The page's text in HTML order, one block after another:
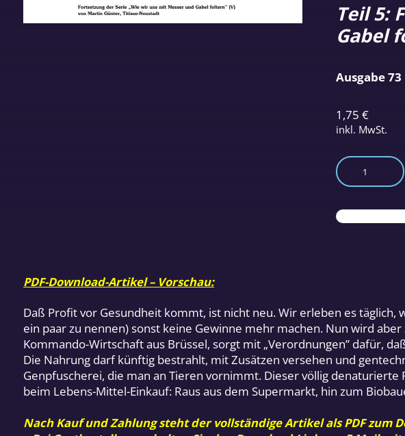
1,75 €
inkl. MwSt.
Teil 5:
Gabel
Was
uns
EU
zwischen
Menge
Ausgabe 73
PDF-Download-Artikel – Vorschau:
Daß Profit vor Gesundheit kommt, ist nicht neu. Wir erleben es
ein paar zu nennen) sonst keine Gewinne mehr machen. Nun wird
Kommando-Wirtschaft aus Brüssel, sorgt mit „Verordnungen” dafür,
Die Nahrung darf künftig bestrahlt, mit Zusätzen versehen und
Genpfuscherei, die man an Tieren vornimmt. Dieser völlig
beim Lebens-Mittel-Einkauf: Raus aus dem Supermarkt, hin zum
Nach Kauf und Zahlung steht der vollständige Artikel als PDF zum